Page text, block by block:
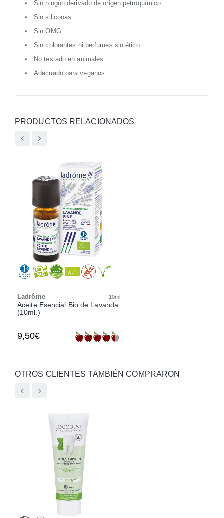
Sin ningún derivado de origen petroquímico
Sin siliconas
Sin OMG
Sin colorantes ni perfumes sintético
No testado en animales
Adecuado para veganos
PRODUCTOS RELACIONADOS
Ladrôme 10ml
Aceite Esencial Bio de Lavanda
(10ml.)
9,50€
OTROS CLIENTES TAMBIÉN COMPRARON